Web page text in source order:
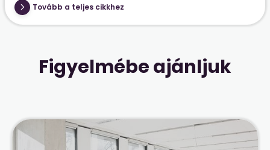
Tovább a teljes cikkhez
Figyelmébe ajánljuk